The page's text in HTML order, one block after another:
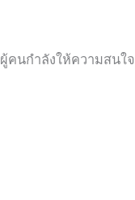
ผู้คนกำลังให้ความสนใจ